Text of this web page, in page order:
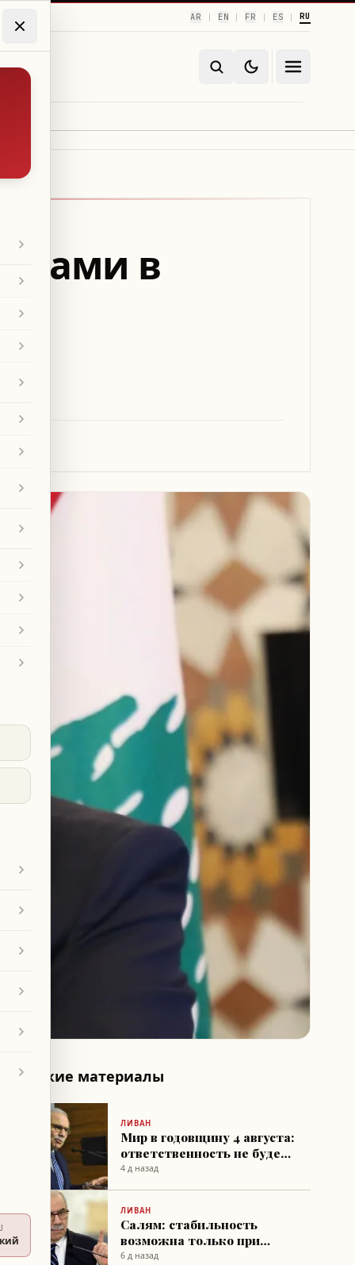
AR | EN | FR | ES | RU
в
Похожие материалы
ЛИВАН
Мир в годовщину 4 августа:
ответственность не будет
исключать никого
4 д назад
ЛИВАН
Салям: стабильность
возможна только при
полном контроле наших
6 д назад